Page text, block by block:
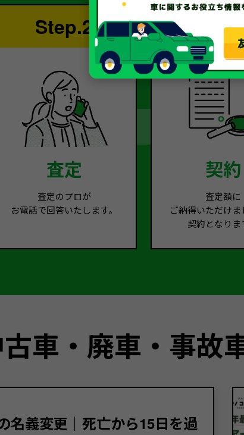
Step.2
査定
査定のプロが
お電話で回答いたします。
契約
査定額に
ご納得いただけま
契約となりま
車・廃車・事故
名義変更｜死亡から15日を過